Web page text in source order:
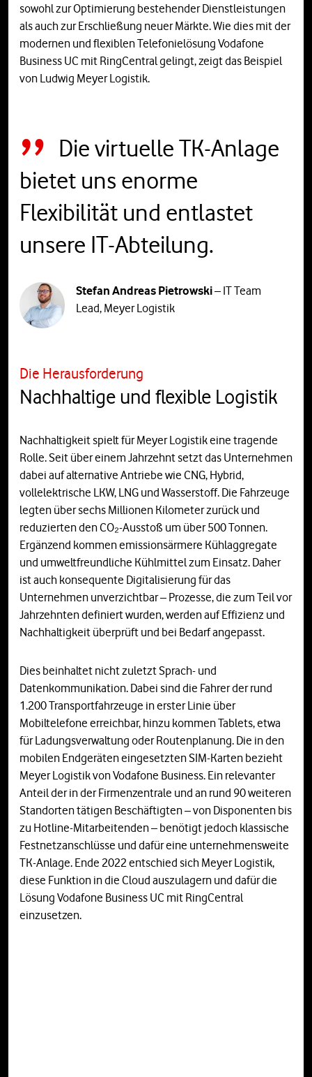
sowohl zur Optimierung bestehender Dienstleistungen
als auch zur Erschließung neuer Märkte. Wie dies mit der
modernen und flexiblen Telefonielösung Vodafone
Business UC mit RingCentral gelingt, zeigt das Beispiel
von Ludwig Meyer Logistik.
Die virtuelle TK-Anlage
bietet uns enorme
Flexibilität und entlastet
unsere IT-Abteilung.
Stefan Andreas Pietrowski– IT Team
Lead, Meyer Logistik
Die Herausforderung
Nachhaltige und flexible Logistik
Nachhaltigkeit spielt für Meyer Logistik eine tragende
Rolle. Seit über einem Jahrzehnt setzt das Unternehmen
dabei auf alternative Antriebe wie CNG, Hybrid,
vollelektrische LKW, LNG und Wasserstoff. Die Fahrzeuge
legten über sechs Millionen Kilometer zurück und
reduzierten den CO₂-Ausstoß um über 500 Tonnen.
Ergänzend kommen emissionsärmere Kühlaggregate
und umweltfreundliche Kühlmittel zum Einsatz. Daher
ist auch konsequente Digitalisierung für das
Unternehmen unverzichtbar – Prozesse, die zum Teil vor
Jahrzehnten definiert wurden, werden auf Effizienz und
Nachhaltigkeit überprüft und bei Bedarf angepasst.
Dies beinhaltet nicht zuletzt Sprach- und
Datenkommunikation. Dabei sind die Fahrer der rund
1.200 Transportfahrzeuge in erster Linie über
Mobiltelefone erreichbar, hinzu kommen Tablets, etwa
für Ladungsverwaltung oder Routenplanung. Die in den
mobilen Endgeräten eingesetzten SIM-Karten bezieht
Meyer Logistik von Vodafone Business. Ein relevanter
Anteil der in der Firmenzentrale und an rund 90 weiteren
Standorten tätigen Beschäftigten – von Disponenten bis
zu Hotline-Mitarbeitenden – benötigt jedoch klassische
Festnetzanschlüsse und dafür eine unternehmensweite
TK-Anlage. Ende 2022 entschied sich Meyer Logistik,
diese Funktion in die Cloud auszulagern und dafür die
Lösung Vodafone Business UC mit RingCentral
einzusetzen.